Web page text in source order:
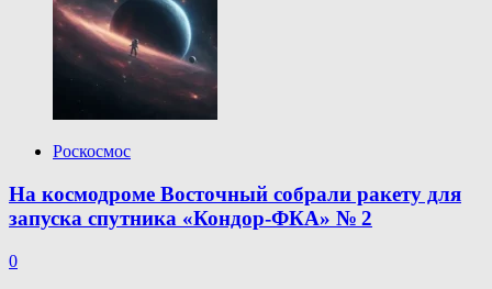
Роскосмос
На космодроме Восточный собрали ракету для
запуска спутника «Кондор-ФКА» № 2
0